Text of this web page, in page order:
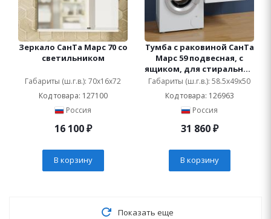
Зеркало СанТа Марс 70 со
светильником
Габариты (ш.г.в.): 70x16x72
Код товара: 127100
Россия
16 100₽
В корзину
Тумба с раковиной СанТа
Марс 59 подвесная, с
ящиком, для стиральной
машины
Габариты (ш.г.в.): 58.5x49x50
Код товара: 126963
Россия
31 860₽
В корзину
Показать еще